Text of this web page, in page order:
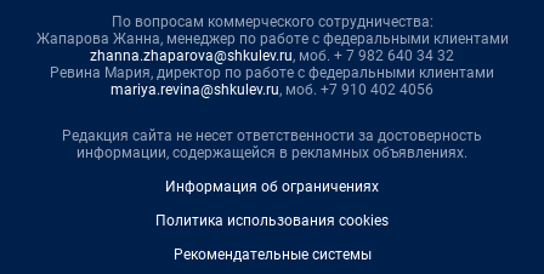
По вопросам коммерческого сотрудничества:
Жапарова Жанна, менеджер по работе с федеральными клиентами
zhanna.zhaparova@shkulev.ru, моб. + 7 982 640 34 32
Ревина Мария, директор по работе с федеральными клиентами
mariya.revina@shkulev.ru, моб. +7 910 402 4056
Редакция сайта не несет ответственности за достоверность
информации, содержащейся в рекламных объявлениях.
Информация об ограничениях
Политика использования cookies
Рекомендательные системы